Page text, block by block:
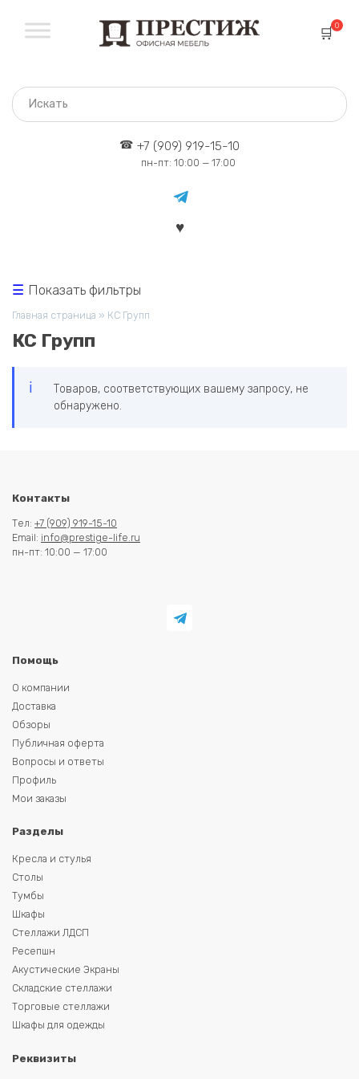
содержанию
0
+7 (909) 919-15-10
пн-пт: 10:00 — 17:00
Главная страница » КС Групп
КС Групп
Товаров, соответствующих вашему запросу, не
обнаружено.
Показать фильтры
Контакты
Тел: +7 (909) 919-15-10
Email: info@prestige-life.ru
пн-пт: 10:00 — 17:00
Помощь
О компании
Доставка
Обзоры
Публичная оферта
Вопросы и ответы
Профиль
Мои заказы
Разделы
Кресла и стулья
Столы
Тумбы
Шкафы
Стеллажи ЛДСП
Ресепшн
Акустические Экраны
Складские стеллажи
Торговые стеллажи
Шкафы для одежды
Реквизиты